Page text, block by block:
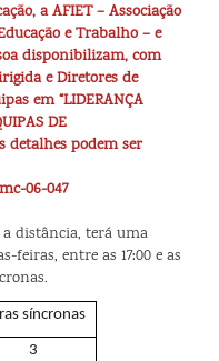
a AFIET – Associação
e Trabalho – e
disponibilizam, com
e Diretores de
em “LIDERANÇA
DE
detalhes podem ser
06-047
distância, terá uma
feiras, entre as 17:00 e as
síncronas
3